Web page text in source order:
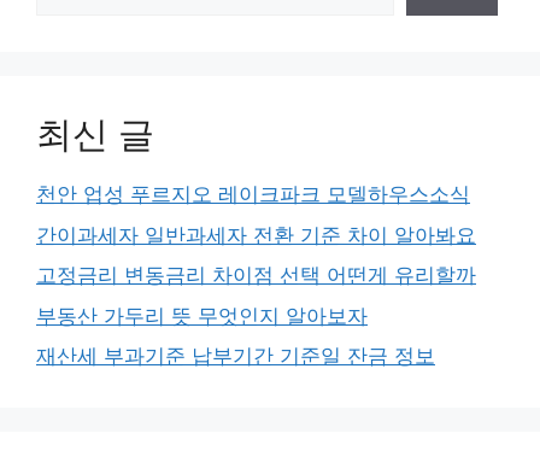
최신 글
천안 업성 푸르지오 레이크파크 모델하우스소식
간이과세자 일반과세자 전환 기준 차이 알아봐요
고정금리 변동금리 차이점 선택 어떤게 유리할까
부동산 가두리 뜻 무엇인지 알아보자
재산세 부과기준 납부기간 기준일 잔금 정보